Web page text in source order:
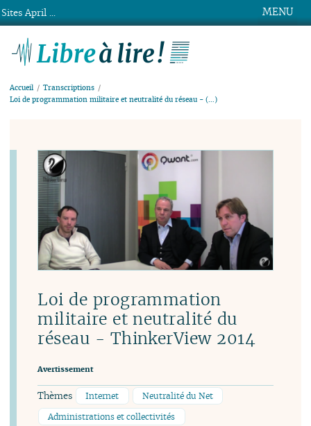
MENU
Accueil
Transcriptions
Loi de programmation militaire et neutralité du réseau - (…)
Loi de programmation
militaire et neutralité du
réseau - ThinkerView 2014
Avertissement
Thèmes Internet
Neutralité du Net
Administrations et collectivités
Sites April ...